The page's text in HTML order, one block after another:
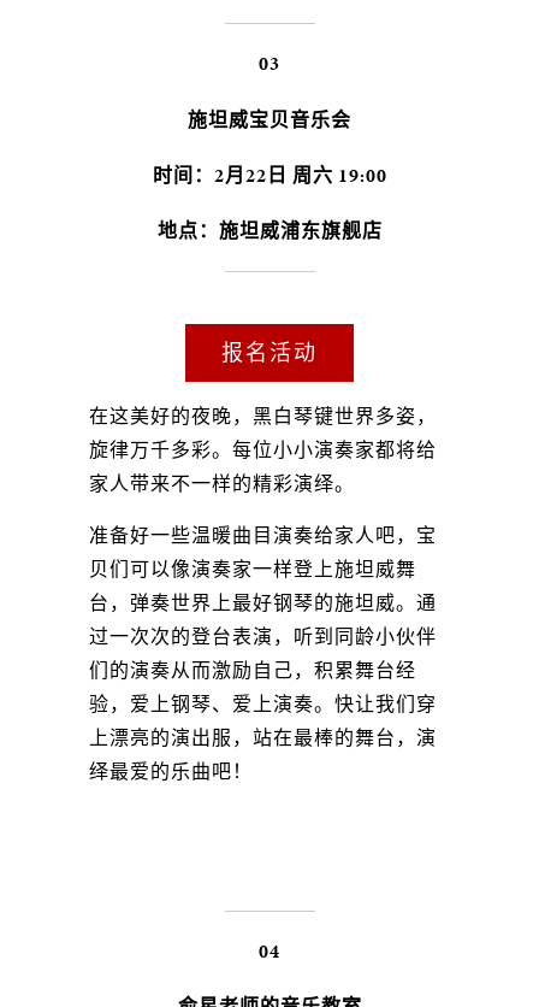
03
施坦威宝贝音乐会
时间：2月22日 周六 19:00
地点：施坦威浦东旗舰店
报名活动
在这美好的夜晚，黑白琴键世界多姿，
旋律万千多彩。每位小小演奏家都将给
家人带来不一样的精彩演绎。
准备好一些温暖曲目演奏给家人吧，宝
贝们可以像演奏家一样登上施坦威舞
台，弹奏世界上最好钢琴的施坦威。通
过一次次的登台表演，听到同龄小伙伴
们的演奏从而激励自己，积累舞台经
验，爱上钢琴、爱上演奏。快让我们穿
上漂亮的演出服，站在最棒的舞台，演
绎最爱的乐曲吧！
04